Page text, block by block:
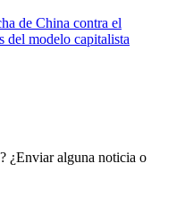
de China contra el
del modelo capitalista
¿Enviar alguna noticia o